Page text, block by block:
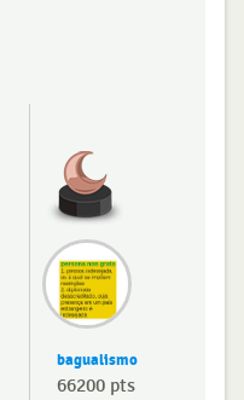
bagualismo
66200 pts